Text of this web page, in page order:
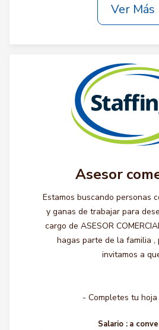
Ver Más
Asesor
Estamos buscando personas
y ganas de trabajar para
cargo de ASESOR
hagas parte de la familia ,
invitamos a
- Completes tu hoja
Salario : a